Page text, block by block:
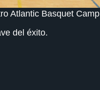
Atlantic Basquet Camp
del éxito.